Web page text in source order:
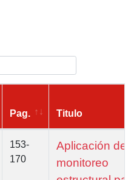
Pag. Titulo
153-
170
Aplicación del
monitoreo